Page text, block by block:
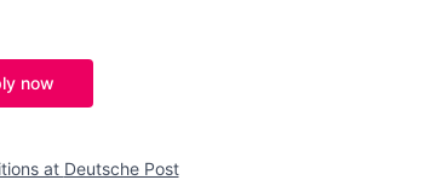
now
at Deutsche Post